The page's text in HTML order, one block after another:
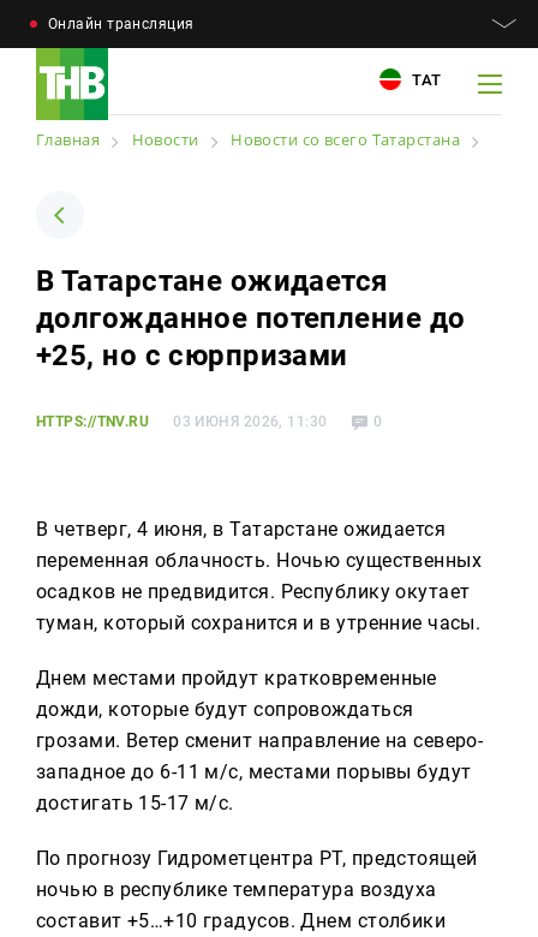
Онлайн трансляция
ТАТ
Новости
Телепроекты
Для связи
reception@tnvtv.ru
Для связи
+7 (843) 570−50−00
Главная Новости Новости со всего Татарстана
В Татарстане ожидается
долгожданное потепление до
+25, но с сюрпризами
HTTPS://TNV.RU 03 ИЮНЯ 2026, 11:30 0
В четверг, 4 июня, в Татарстане ожидается
переменная облачность. Ночью существенных
осадков не предвидится. Республику окутает
туман, который сохранится и в утренние часы.
Днем местами пройдут кратковременные
дожди, которые будут сопровождаться
грозами. Ветер сменит направление на северо-
западное до 6-11 м/с, местами порывы будут
достигать 15-17 м/с.
По прогнозу Гидрометцентра РТ, предстоящей
ночью в республике температура воздуха
составит +5…+10 градусов. Днем столбики